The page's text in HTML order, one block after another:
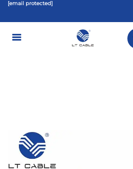
[email protected]